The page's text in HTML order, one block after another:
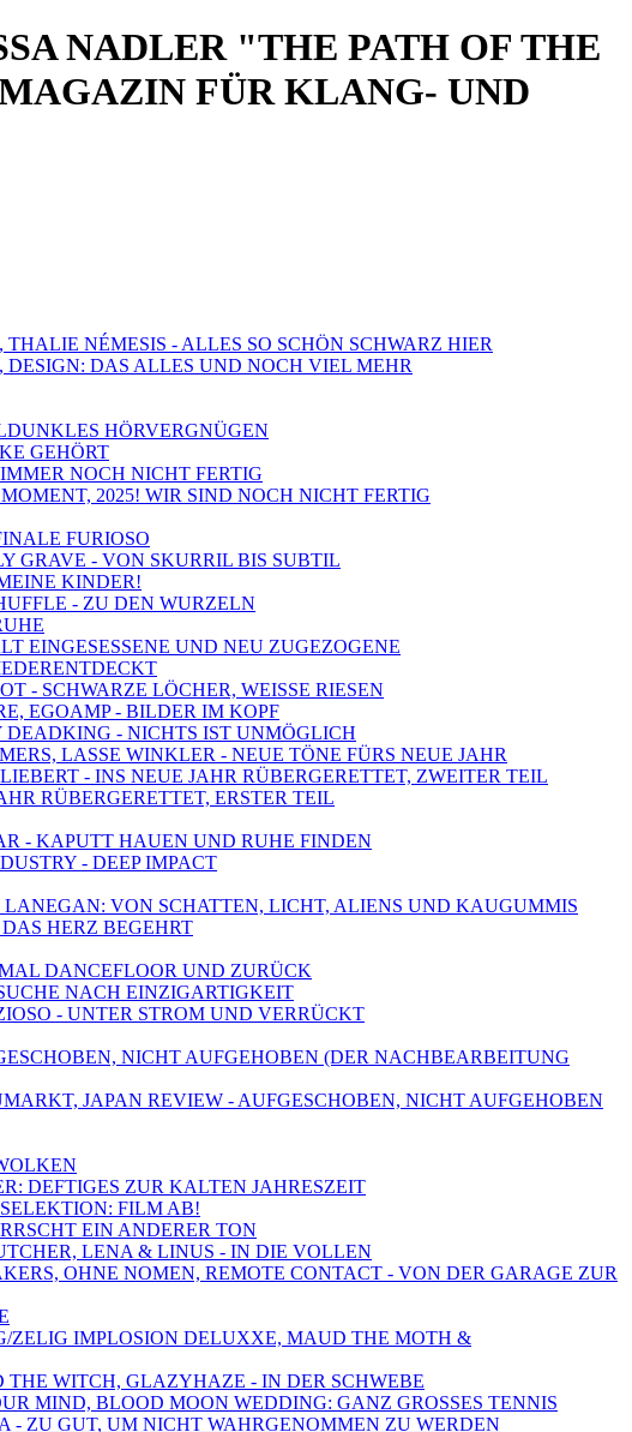
NADLER "THE PATH OF THE
FÜR KLANG- UND
NÉMESIS - ALLES SO SCHÖN SCHWARZ HIER
DAS ALLES UND NOCH VIEL MEHR
HÖRVERGNÜGEN
GEHÖRT
NOCH NICHT FERTIG
2025! WIR SIND NOCH NICHT FERTIG
FURIOSO
GRAVE - VON SKURRIL BIS SUBTIL
KINDER!
- ZU DEN WURZELN
EINGESESSENE UND NEU ZUGEZOGENE
- SCHWARZE LÖCHER, WEISSE RIESEN
EGOAMP - BILDER IM KOPF
DEADKING - NICHTS IST UNMÖGLICH
LASSE WINKLER - NEUE TÖNE FÜRS NEUE JAHR
- INS NEUE JAHR RÜBERGERETTET, ZWEITER TEIL
RÜBERGERETTET, ERSTER TEIL
- KAPUTT HAUEN UND RUHE FINDEN
- DEEP IMPACT
VON SCHATTEN, LICHT, ALIENS UND KAUGUMMIS
HERZ BEGEHRT
DANCEFLOOR UND ZURÜCK
NACH EINZIGARTIGKEIT
- UNTER STROM UND VERRÜCKT
NICHT AUFGEHOBEN (DER NACHBEARBEITUNG
JAPAN REVIEW - AUFGESCHOBEN, NICHT AUFGEHOBEN
DEFTIGES ZUR KALTEN JAHRESZEIT
FILM AB!
EIN ANDERER TON
LENA & LINUS - IN DIE VOLLEN
OHNE NOMEN, REMOTE CONTACT - VON DER GARAGE ZUR
ZELIG IMPLOSION DELUXXE, MAUD THE MOTH &
THE WITCH, GLAZYHAZE - IN DER SCHWEBE
MIND, BLOOD MOON WEDDING: GANZ GROSSES TENNIS
- ZU GUT, UM NICHT WAHRGENOMMEN ZU WERDEN